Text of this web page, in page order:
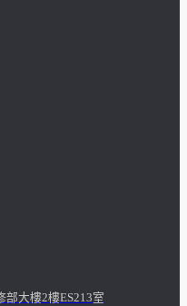
部大樓2樓ES213室